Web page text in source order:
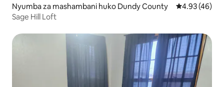
Nyumba za mashambani huko Dundy County Ukadiriaji wa
4.93 (46)
Sage Hill Loft